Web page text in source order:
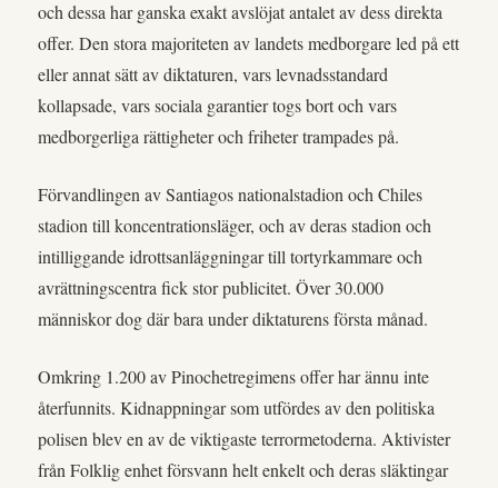
och dessa har ganska exakt avslöjat antalet av dess direkta
offer. Den stora majoriteten av landets medborgare led på ett
eller annat sätt av diktaturen, vars levnadsstandard
kollapsade, vars sociala garantier togs bort och vars
medborgerliga rättigheter och friheter trampades på.
Förvandlingen av Santiagos nationalstadion och Chiles
stadion till koncentrationsläger, och av deras stadion och
intilliggande idrottsanläggningar till tortyrkammare och
avrättningscentra fick stor publicitet. Över 30.000
människor dog där bara under diktaturens första månad.
Omkring 1.200 av Pinochetregimens offer har ännu inte
återfunnits. Kidnappningar som utfördes av den politiska
polisen blev en av de viktigaste terrormetoderna. Aktivister
från Folklig enhet försvann helt enkelt och deras släktingar